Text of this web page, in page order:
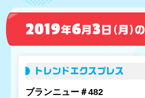
2019年6月 3 日（月）の
トレンドエクスプレス
ブランニュー＃482